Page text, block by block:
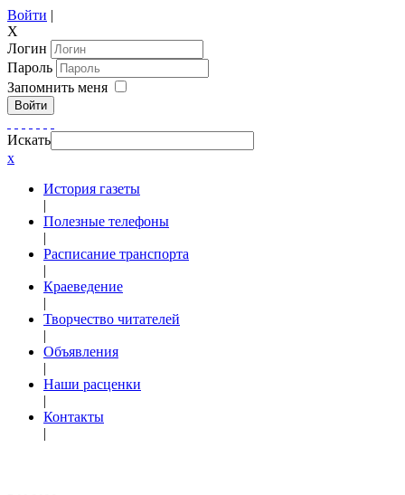
Войти |
X
Логин
Пароль
Запомнить меня
Войти
Искать
x
История газеты
|
Полезные телефоны
|
Расписание транспорта
|
Краеведение
|
Творчество читателей
|
Объявления
|
Наши расценки
|
Контакты
|